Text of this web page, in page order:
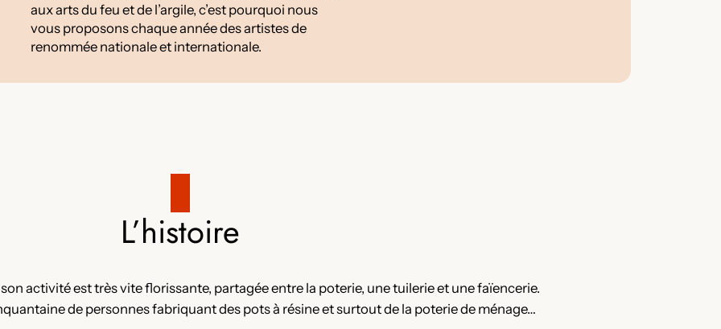
aux arts du feu et de l’argile, c’est pourquoi nous
vous proposons chaque année des artistes de
renommée nationale et internationale.
L’histoire
activité est très vite florissante, partagée entre la poterie, une tuilerie et une faïencerie.
de personnes fabriquant des pots à résine et surtout de la poterie de ménage…